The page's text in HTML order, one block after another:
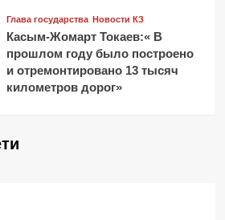
Глава государства Новости КЗ
Касым-Жомарт Токаев:« В
прошлом году было построено
и отремонтировано 13 тысяч
километров дорог»